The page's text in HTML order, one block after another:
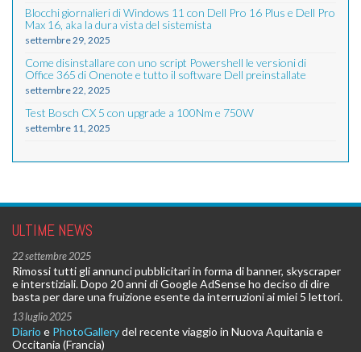
Blocchi giornalieri di Windows 11 con Dell Pro 16 Plus e Dell Pro
Max 16, aka la dura vista del sistemista
settembre 29, 2025
Come disinstallare con uno script Powershell le versioni di
Office 365 di Onenote e tutto il software Dell preinstallate
settembre 22, 2025
Test Bosch CX 5 con upgrade a 100Nm e 750W
settembre 11, 2025
ULTIME NEWS
22 settembre 2025
Rimossi tutti gli annunci pubblicitari in forma di banner, skyscraper
e interstiziali. Dopo 20 anni di Google AdSense ho deciso di dire
basta per dare una fruizione esente da interruzioni ai miei 5 lettori.
13 luglio 2025
Diario e PhotoGallerydel recente viaggio in Nuova Aquitania e
Occitania (Francia)